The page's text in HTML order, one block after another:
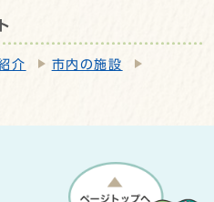
介
市内の施設